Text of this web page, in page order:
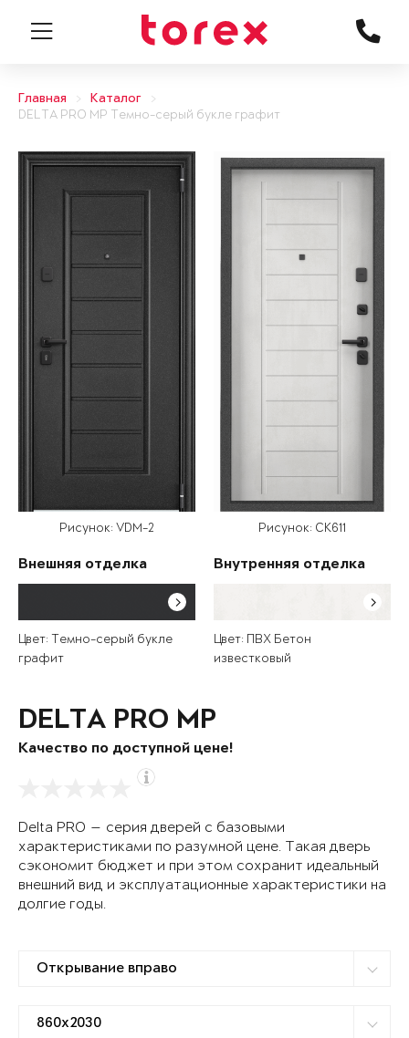
Главная
Каталог
DELTA PRO MP Темно-серый букле графит
Рисунок: VDM-2
Внешняя отделка
Цвет: Темно-серый букле
графит
Рисунок: СК611
Внутренняя отделка
Цвет: ПВХ Бетон
известковый
DELTA PRO MP
Качество по доступной цене!
Delta PRO — серия дверей с базовыми
характеристиками по разумной цене. Такая дверь
сэкономит бюджет и при этом сохранит идеальный
внешний вид и эксплуатационные характеристики на
долгие годы.